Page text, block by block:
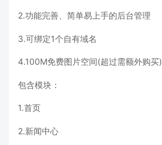
2.功能完善、简单易上手的后台管理
3.可绑定1个自有域名
4.100M免费图片空间(超过需额外购买)
包含模块：
1.首页
2.新闻中心